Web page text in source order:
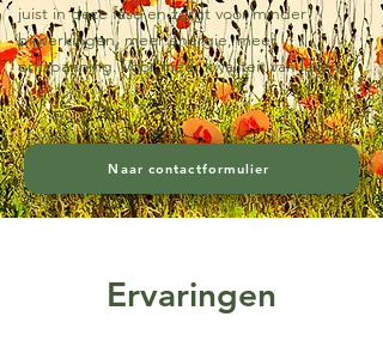
juist in deze fase en zorgt voor minder
bijwerkingen, meer energie, meer
ontspanning. Voor meer kwaliteit van leven.
Naar contactformulier
Ervaringen